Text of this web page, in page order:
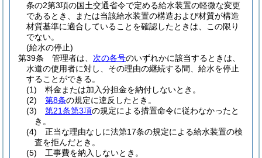
条の2第3項の国土交通省令で定める給水装置の軽微な変更
であるとき、または当該給水装置の構造および材質が構造
材質基準に適合していることを確認したときは、この限り
でない。
(給水の停止)
第39条
管理者は、 次の各号のいずれかに該当するときは、
水道の使用者に対し、その理由の継続する間、給水を停止
することができる。
(1)
料金または加入分担金を納付しないとき。
(2)
第8条の規定に違反したとき。
(3)
第21条第3項の規定による措置命令に従わなかったと
き。
(4)
正当な理由なしに法第17条の規定による給水装置の検
査を拒んだとき。
(5)
工事費を納入しないとき。